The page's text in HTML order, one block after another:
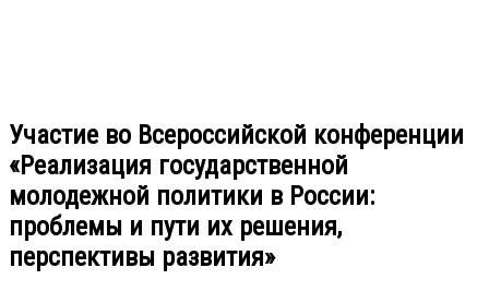
Участие во Всероссийской конференции
«Реализация государственной
молодежной политики в России:
проблемы и пути их решения,
перспективы развития»